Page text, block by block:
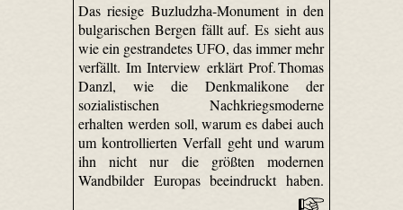
Das riesige Buzludzha-Monument in den
bulgarischen Bergen fällt auf. Es sieht aus
wie ein gestrandetes UFO, das immer mehr
verfällt. Im Interview erklärt Prof. Thomas
Danzl, wie die Denkmalikone der
sozialistischen Nachkriegsmoderne
erhalten werden soll, warum es dabei auch
um kontrollierten Verfall geht und warum
ihn nicht nur die größten modernen
Wandbilder Europas beeindruckt haben.